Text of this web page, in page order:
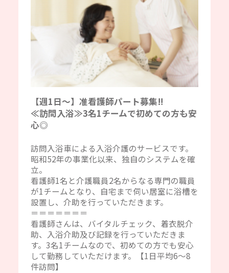
【週1日～】准看護師パート募集‼
≪訪問入浴≫3名1チームで初めての方も安
心◎
訪問入浴車による入浴介護のサービスです。
昭和52年の事業化以来、独自のシステムを確
立。
看護師1名と介護職員2名からなる専門の職員
が1チームとなり、自宅まで伺い居室に浴槽を
設置し、介助を行っていただきます。
＝＝＝＝＝＝＝
看護師さんは、バイタルチェック、着衣脱介
助、入浴介助及び記録を行っていただきま
す。3名1チームなので、初めての方でも安心
して勤務していただけます。【1日平均6～8
件訪問】